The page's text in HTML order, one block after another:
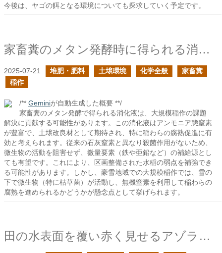
今後は、ヤゴの餌となる環境についても探求していく予定です。
家畜糞のメタン発酵時に得られる消化液は大規模稲作の問題を解決する可能性があるのでは？
2025-07-21 堆肥・肥料 土壌環境 化学全般
家畜糞
稲作
/** Geminiが自動生成した概要 **/
家畜糞のメタン発酵で得られる消化液は、大規模稲作の課題
解決に貢献する可能性があります。この消化液はアンモニア態窒素
が豊富で、土壌改良材として期待され、特に稲わらの腐熟促進に有
効と考えられます。従来の石灰窒素と異なり殺菌作用がないため、
微生物の活動を阻害せず、微量要素（鉄や亜鉛など）の補給源とし
ても有望です。これにより、区画整備された水稲の弱点を補強でき
る可能性があります。しかし、豪雪地域での大規模稲作では、雪の
下で微生物（特に枯草菌）が活動し、無機窒素を利用して稲わらの
腐熟を進められるかどうかが懸念点として挙げられます。
田の水表面を覆い赤く見せるアゾラたち